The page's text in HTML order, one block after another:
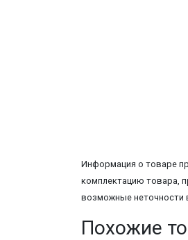
Информация о товаре
комплектацию товара,
возможные неточности
Похожие